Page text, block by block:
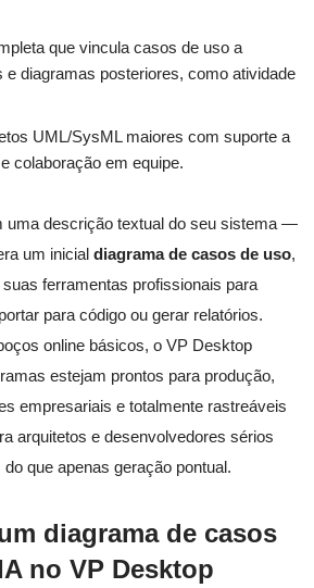
que vincula casos de uso a
e diagramas posteriores, como atividade
UML/SysML maiores com suporte a
colaboração em equipe.
uma descrição textual do seu sistema —
um inicial diagrama de casos de uso,
ferramentas profissionais para
para código ou gerar relatórios.
online básicos, o VP Desktop
estejam prontos para produção,
empresariais e totalmente rastreáveis
arquitetos e desenvolvedores sérios
que apenas geração pontual.
diagrama de casos
no VP Desktop